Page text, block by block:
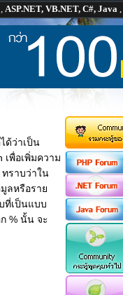
, ASP.NET, VB.NET, C#, Java ,
ด้ว่าเป็น
เพื่อเพิ่มความ
ทราบว่าใน
ลหรือราย
ที่เป็นแบบ
% นั้น จะ